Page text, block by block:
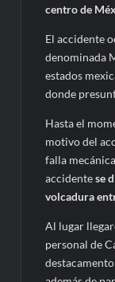
centro de
El accidente
denominada
estados
donde
Hasta el
motivo del
falla
accidentese
volcadura
Al lugar
personal de